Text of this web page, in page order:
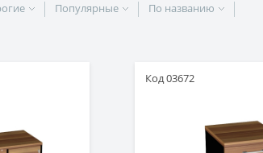
Популярные По названию
Код 03672